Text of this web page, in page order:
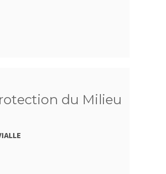
du Milieu